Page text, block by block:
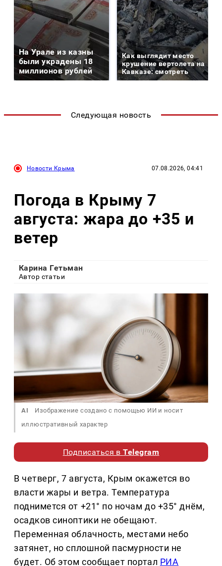
На Урале из казны
были украдены 18
миллионов рублей
Как выглядит место
крушение вертолета на
Кавказе: смотреть
Следующая новость
Новости Крыма 07.08.2026, 04:41
Погода в Крыму 7
августа: жара до +35 и
ветер
Карина Гетьман
Автор статьи
AI
Изображение создано с помощью ИИ и носит
иллюстративный характер
Подписаться вTelegram
В четверг, 7 августа, Крым окажется во
власти жары и ветра. Температура
поднимется от +21° по ночам до +35° днём,
осадков синоптики не обещают.
Переменная облачность, местами небо
затянет, но сплошной пасмурности не
будет. Об этом сообщает портал РИА